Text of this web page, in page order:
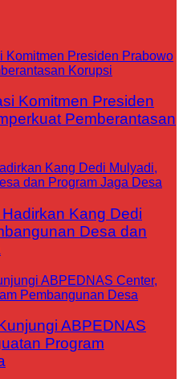
Komitmen Presiden
Pemberantasan
Kang Dedi
Desa dan
ABPEDNAS
Program